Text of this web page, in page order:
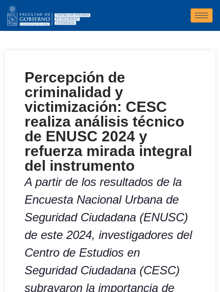
Percepción de
criminalidad y
victimización: CESC
realiza análisis técnico
de ENUSC 2024 y
refuerza mirada integral
del instrumento
A partir de los resultados de la
Encuesta Nacional Urbana de
Seguridad Ciudadana (ENUSC)
de este 2024, investigadores del
Centro de Estudios en
Seguridad Ciudadana (CESC)
subrayaron la importancia de